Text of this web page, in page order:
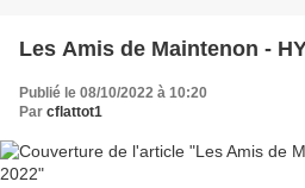
Les Amis de Maintenon -
Publié le 08/10/2022 à 10:20
Par cflattot1